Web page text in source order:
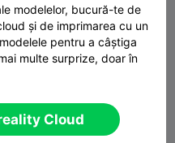
modelelor, bucură-te de
și de imprimarea cu un
pentru a câștiga
multe surprize, doar în
Cloud